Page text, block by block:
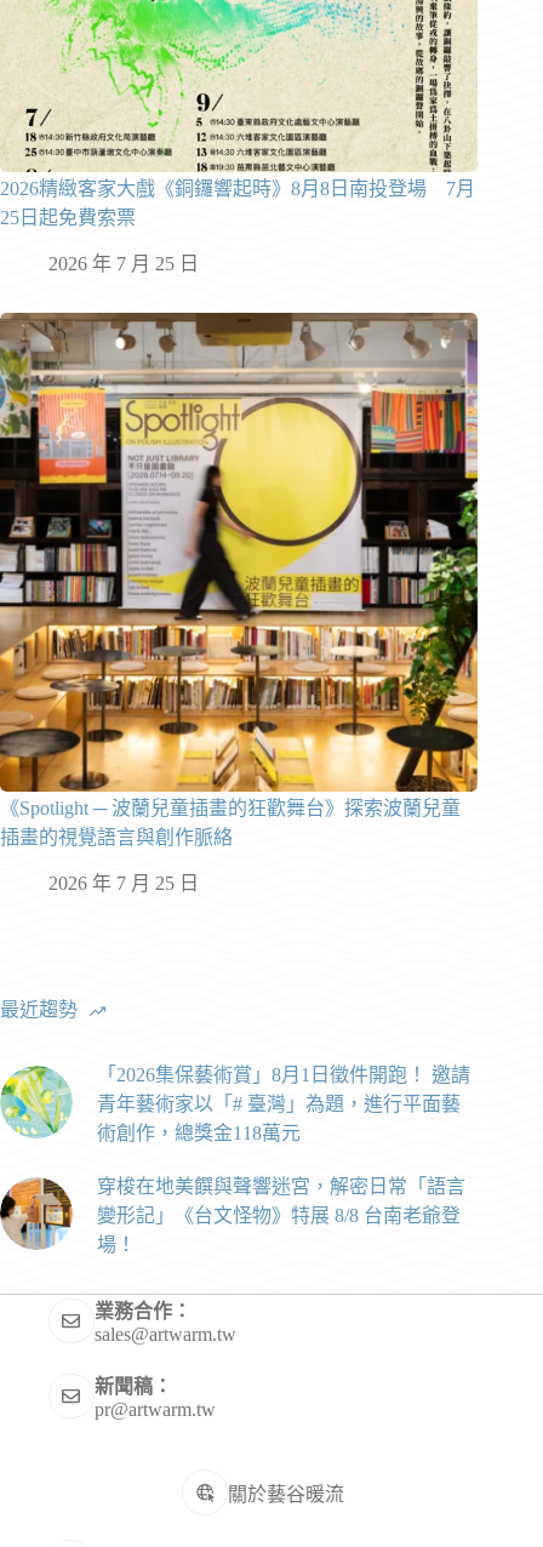
2026精緻客家大戲《銅鑼響起時》8月8日南投登場 7月
25日起免費索票
2026 年 7 月 25 日
《Spotlight ─ 波蘭兒童插畫的狂歡舞台》探索波蘭兒童
插畫的視覺語言與創作脈絡
2026 年 7 月 25 日
最近趨勢
「2026集保藝術賞」8月1日徵件開跑！ 邀請
青年藝術家以「# 臺灣」為題，進行平面藝
術創作，總獎金118萬元
穿梭在地美饌與聲響迷宮，解密日常「語言
變形記」《台文怪物》特展 8/8 台南老爺登
場！
業務合作：
sales@artwarm.tw
新聞稿：
pr@artwarm.tw
關於藝谷暖流